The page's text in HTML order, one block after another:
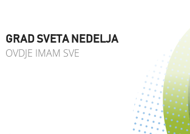
GRAD SVETA NEDELJA
OVDJE IMAM SVE